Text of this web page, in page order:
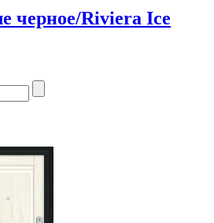
черное/Riviera Ice